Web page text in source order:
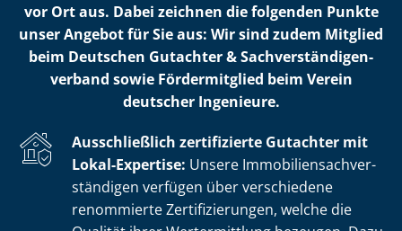
vor Ort aus. Dabei zeichnen die folgenden Punkte
unser Angebot für Sie aus: Wir sind zudem Mitglied
beim Deutschen Gutachter & Sach­ver­stän­di­gen­
ver­band sowie Fördermitglied beim Verein
deutscher Ingenieure.
Ausschließlich zertifizierte Gutachter mit
Lokal-Expertise: Unsere Im­mo­bi­li­en­sach­ver­
stän­di­gen verfügen über verschiedene
renommierte Zer­ti­fi­zie­run­gen, welche die